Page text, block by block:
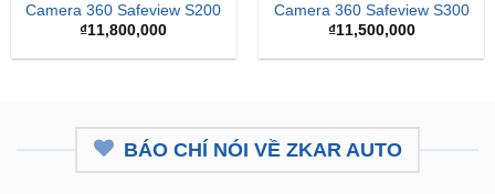
Camera 360 Safeview S200
₫11,800,000
Camera 360 Safeview S300
₫11,500,000
BÁO CHÍ NÓI VỀ ZKAR AUTO